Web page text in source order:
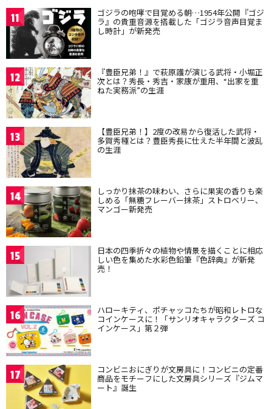
11 ゴジラの咆哮で目覚める朝…1954年公開『ゴジ
ラ』の貴重音源を搭載した「ゴジラ音声目覚ま
し時計」が新発売
12 『豊臣兄弟！』で萩原護が演じる武将・小堀正
次とは？秀長・秀吉・家康が重用、“出家を重
ねた実務派”の生涯
13 【豊臣兄弟！】2度の改易から復活した武将・
多賀秀種とは？豊臣秀長に仕えた半年間と波乱
の生涯
14 しっかり抹茶の味わい、さらに果実の香りも楽
しめる「無糖フレーバー抹茶」ストロベリー、
マンゴー新発売
15 日本の四季折々の植物や情景を描くことに相応
しい色を集めた水彩色鉛筆『色辞典』が新発
売！
16 ハローキティ、ポチャッコたちが昭和レトロな
コインケースに！「サンリオキャラクターズ コ
インケース」第２弾
17 コンビニおにぎりが文房具に！コンビニの定番
商品をモチーフにした文房具シリーズ『ジムマ
ート』誕生